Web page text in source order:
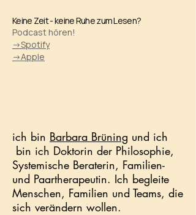
Keine Zeit - keine Ruhe zum Lesen?
Podcast hören!
->Spotify
->Apple
​ich bin Barbara Brüning und ich
bin ich Doktorin der Philosophie,
Systemische Beraterin, Familien-
und Paartherapeutin. Ich begleite
Menschen, Familien und Teams, die
sich verändern wollen.